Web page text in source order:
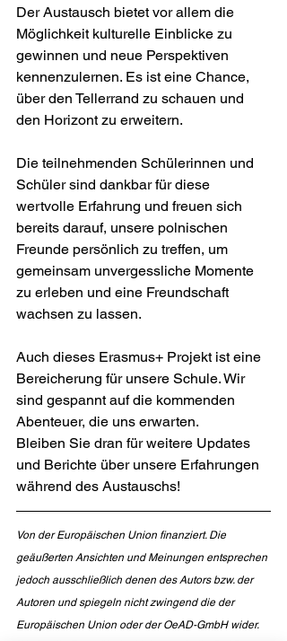
Der Austausch bietet vor allem die
Möglichkeit kulturelle Einblicke zu
gewinnen und neue Perspektiven
kennenzulernen. Es ist eine Chance,
über den Tellerrand zu schauen und
den Horizont zu erweitern.
Die teilnehmenden Schülerinnen und
Schüler sind dankbar für diese
wertvolle Erfahrung und freuen sich
bereits darauf, unsere polnischen
Freunde persönlich zu treffen, um
gemeinsam unvergessliche Momente
zu erleben und eine Freundschaft
wachsen zu lassen.
Auch dieses Erasmus+ Projekt ist eine
Bereicherung für unsere Schule. Wir
sind gespannt auf die kommenden
Abenteuer, die uns erwarten.
Bleiben Sie dran für weitere Updates
und Berichte über unsere Erfahrungen
während des Austauschs!
Von der Europäischen Union finanziert. Die
geäußerten Ansichten und Meinungen entsprechen
jedoch ausschließlich denen des Autors bzw. der
Autoren und spiegeln nicht zwingend die der
Europäischen Union oder der OeAD-GmbH wider.